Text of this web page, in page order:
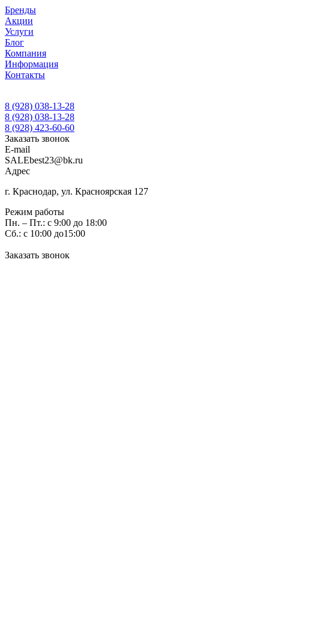
Бренды
Акции
Услуги
Блог
Компания
Информация
Контакты
8 (928) 038-13-28
8 (928) 038-13-28
8 (928) 423-60-60
Заказать звонок
E-mail
SALEbest23@bk.ru
Адрес
г. Краснодар, ул. Красноярская 127
Режим работы
Пн. – Пт.: с 9:00 до 18:00
Сб.: с 10:00 до15:00
Заказать звонок